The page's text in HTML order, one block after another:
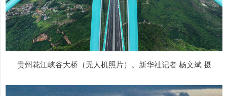
贵州花江峡谷大桥（无人机照片）。新华社记者 杨文斌 摄